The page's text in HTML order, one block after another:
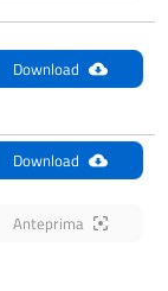
Download
Download
Anteprima